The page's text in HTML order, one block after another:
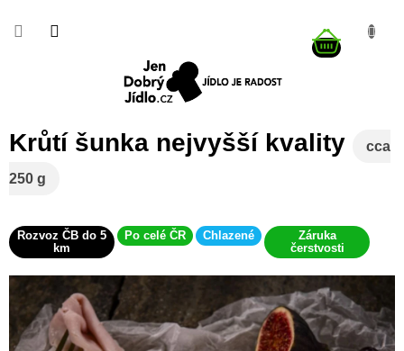
obsah
Krůtí šunka nejvyšší kvality cca
250 g
Rozvoz ČB do 5
km
Po celé ČR Chlazené
Záruka
čerstvosti